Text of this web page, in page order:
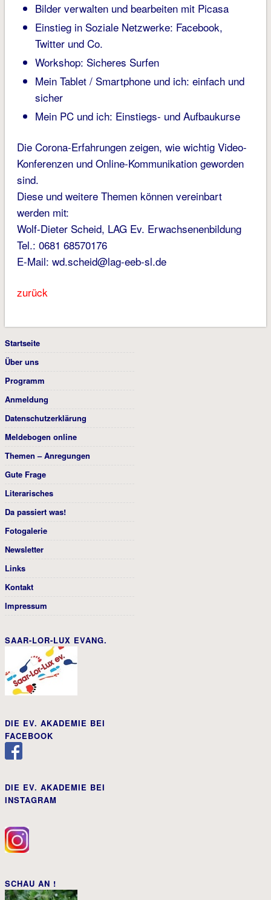
Bilder verwalten und bearbeiten mit Picasa
Einstieg in Soziale Netzwerke: Facebook,
Twitter und Co.
Workshop: Sicheres Surfen
Mein Tablet / Smartphone und ich: einfach und
sicher
Mein PC und ich: Einstiegs- und Aufbaukurse
Die Corona-Erfahrungen zeigen, wie wichtig Video-
Konferenzen und Online-Kommunikation geworden
sind.
Diese und weitere Themen können vereinbart
werden mit:
Wolf-Dieter Scheid, LAG Ev. Erwachsenenbildung
Tel.: 0681 68570176
E-Mail: wd.scheid@lag-eeb-sl.de
zurück
Startseite
Über uns
Programm
Anmeldung
Datenschutzerklärung
Meldebogen online
Themen – Anregungen
Gute Frage
Literarisches
Da passiert was!
Fotogalerie
Newsletter
Links
Kontakt
Impressum
SAAR-LOR-LUX EVANG.
DIE EV. AKADEMIE BEI
FACEBOOK
DIE EV. AKADEMIE BEI
INSTAGRAM
SCHAU AN !